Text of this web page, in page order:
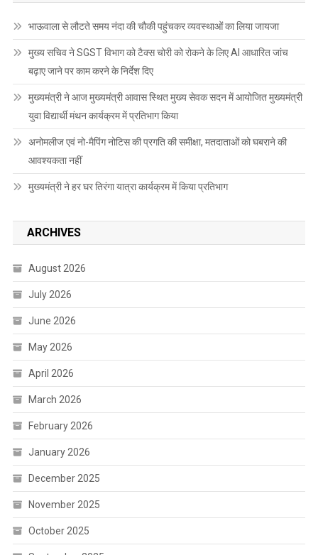
भाऊवाला से लौटते समय नंदा की चौकी पहुंचकर व्यवस्थाओं का लिया जायजा
मुख्य सचिव ने SGST विभाग को टैक्स चोरी को रोकने के लिए AI आधारित जांच
बढ़ाए जाने पर काम करने के निर्देश दिए
मुख्यमंत्री ने आज मुख्यमंत्री आवास स्थित मुख्य सेवक सदन में आयोजित मुख्यमंत्री
युवा विद्यार्थी मंथन कार्यक्रम में प्रतिभाग किया
अनोमलीज एवं नो-मैपिंग नोटिस की प्रगति की समीक्षा, मतदाताओं को घबराने की
आवश्यकता नहीं
मुख्यमंत्री ने हर घर तिरंगा यात्रा कार्यक्रम में किया प्रतिभाग
ARCHIVES
August 2026
July 2026
June 2026
May 2026
April 2026
March 2026
February 2026
January 2026
December 2025
November 2025
October 2025